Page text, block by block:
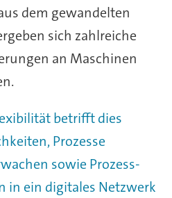
dem gewandelten
sich zahlreiche
an Maschinen
betrifft dies
Prozesse
sowie Prozess-
in ein digitales Netzwerk